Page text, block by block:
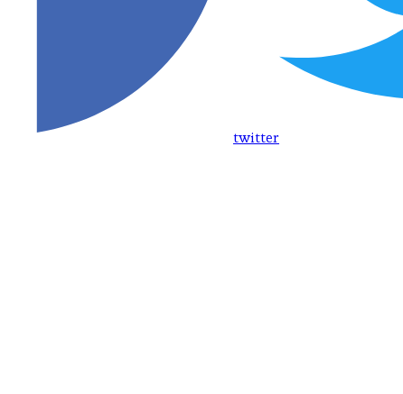
twitter